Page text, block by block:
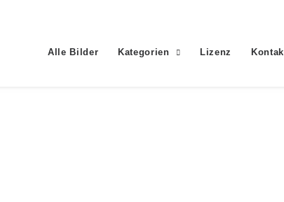
Alle Bilder Kategorien Lizenz